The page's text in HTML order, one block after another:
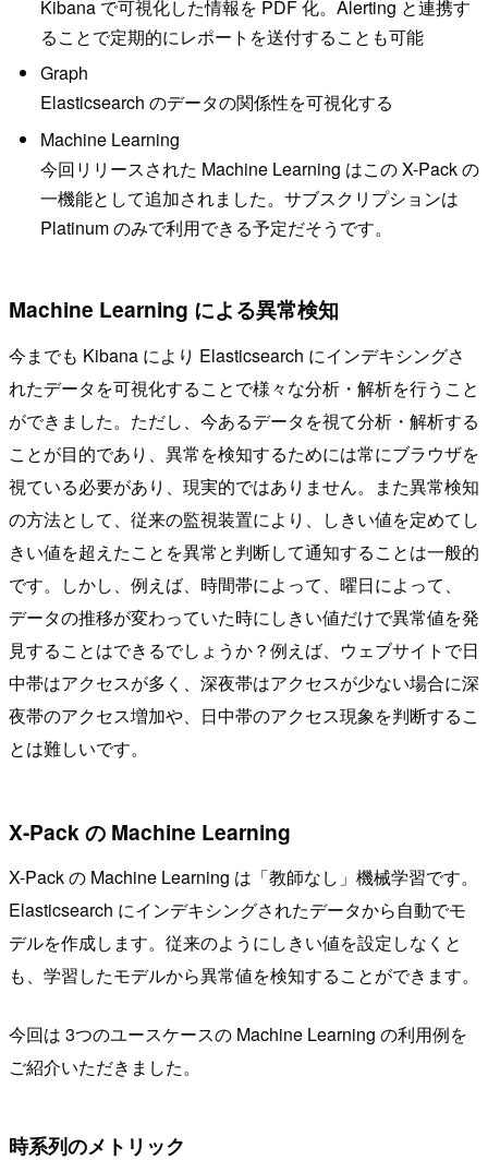
Kibana で可視化した情報を PDF 化。Alerting と連携す
ることで定期的にレポートを送付することも可能
Graph
Elasticsearch のデータの関係性を可視化する
Machine Learning
今回リリースされた Machine Learning はこの X-Pack の
一機能として追加されました。サブスクリプションは
Platinum のみで利用できる予定だそうです。
Machine Learning による異常検知
今までも Kibana により Elasticsearch にインデキシングさ
れたデータを可視化することで様々な分析・解析を行うこと
ができました。ただし、今あるデータを視て分析・解析する
ことが目的であり、異常を検知するためには常にブラウザを
視ている必要があり、現実的ではありません。また異常検知
の方法として、従来の監視装置により、しきい値を定めてし
きい値を超えたことを異常と判断して通知することは一般的
です。しかし、例えば、時間帯によって、曜日によって、
データの推移が変わっていた時にしきい値だけで異常値を発
見することはできるでしょうか？例えば、ウェブサイトで日
中帯はアクセスが多く、深夜帯はアクセスが少ない場合に深
夜帯のアクセス増加や、日中帯のアクセス現象を判断するこ
とは難しいです。
X-Pack の Machine Learning
X-Pack の Machine Learning は「教師なし」機械学習です。
Elasticsearch にインデキシングされたデータから自動でモ
デルを作成します。従来のようにしきい値を設定しなくと
も、学習したモデルから異常値を検知することができます。
今回は 3つのユースケースの Machine Learning の利用例を
ご紹介いただきました。
時系列のメトリック